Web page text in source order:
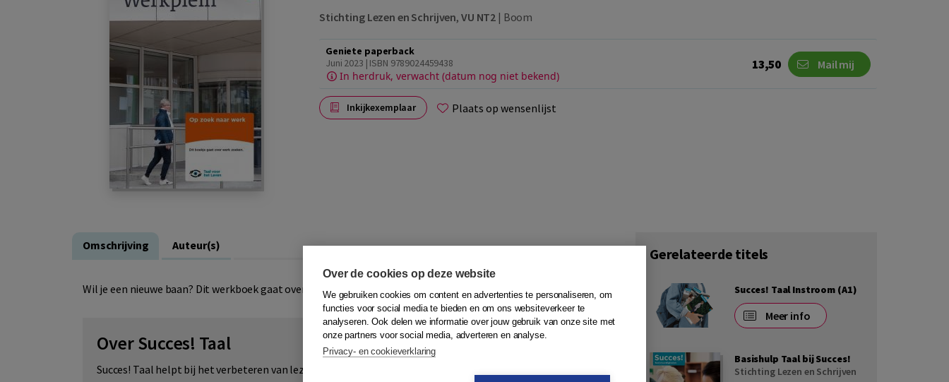
Stichting Lezen en Schrijven, VU NT2 | Boom
Geniete paperback
Juni 2023 | ISBN 9789024459438
In herdruk, verwacht (datum nog niet bekend)
13,50 Mail mij
Inkijkexemplaar Plaats op wensenlijst
Omschrijving Auteur(s)
Wil je een nieuwe baan? Dit werkboek gaat over het zoeken naar werk.
Over Succes! Taal
Succes! Taal helpt bij het verbeteren van lezen, schrijven en spreken.
Gerelateerde titels
Succes! Taal Instroom (A1)
Meer info
Basishulp Taal bij Succes!
Stichting Lezen en Schrijven
Over de cookies op deze website
We gebruiken cookies om content en advertenties te personaliseren, om
functies voor social media te bieden en om ons websiteverkeer te
analyseren. Ook delen we informatie over jouw gebruik van onze site met
onze partners voor social media, adverteren en analyse.
Privacy- en cookieverklaring